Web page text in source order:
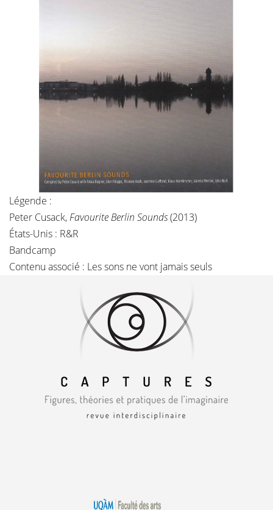
Légende :
Peter Cusack,Favourite Berlin Sounds(2013)
États-Unis : R&R
Bandcamp
Contenu associé : Les sons ne vont jamais seuls